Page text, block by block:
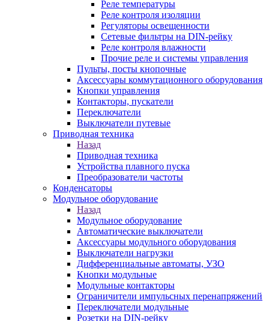
Реле температуры
Реле контроля изоляции
Регуляторы освещенности
Сетевые фильтры на DIN-рейку
Реле контроля влажности
Прочие реле и системы управления
Пульты, посты кнопочные
Аксессуары коммутационного оборудования
Кнопки управления
Контакторы, пускатели
Переключатели
Выключатели путевые
Приводная техника
Назад
Приводная техника
Устройства плавного пуска
Преобразователи частоты
Конденсаторы
Модульное оборудование
Назад
Модульное оборудование
Автоматические выключатели
Аксессуары модульного оборудования
Выключатели нагрузки
Дифференциальные автоматы, УЗО
Кнопки модульные
Модульные контакторы
Ограничители импульсных перенапряжений
Переключатели модульные
Розетки на DIN-рейку